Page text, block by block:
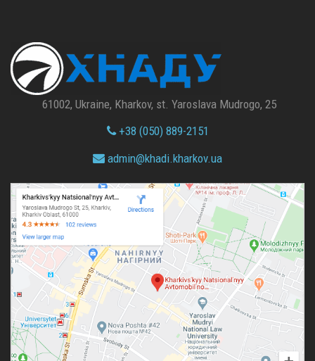
61002, Ukraine, Kharkov, st. Yaroslava Mudrogo, 25
+38 (050) 889-2151
admin@khadi.kharkov.ua